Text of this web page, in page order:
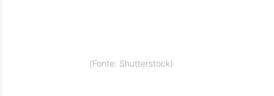
(Fonte: Shutterstock)